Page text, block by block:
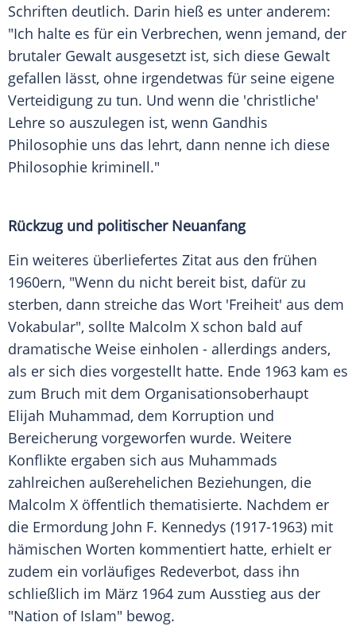
Schriften deutlich. Darin hieß es unter anderem:
"Ich halte es für ein Verbrechen, wenn jemand, der
brutaler Gewalt ausgesetzt ist, sich diese Gewalt
gefallen lässt, ohne irgendetwas für seine eigene
Verteidigung zu tun. Und wenn die 'christliche'
Lehre so auszulegen ist, wenn Gandhis
Philosophie uns das lehrt, dann nenne ich diese
Philosophie kriminell."
Rückzug und politischer Neuanfang
Ein weiteres überliefertes Zitat aus den frühen
1960ern, "Wenn du nicht bereit bist, dafür zu
sterben, dann streiche das Wort 'Freiheit' aus dem
Vokabular", sollte Malcolm X schon bald auf
dramatische Weise einholen - allerdings anders,
als er sich dies vorgestellt hatte. Ende 1963 kam es
zum Bruch mit dem Organisationsoberhaupt
Elijah Muhammad, dem Korruption und
Bereicherung vorgeworfen wurde. Weitere
Konflikte ergaben sich aus Muhammads
zahlreichen außerehelichen Beziehungen, die
Malcolm X öffentlich thematisierte. Nachdem er
die Ermordung John F. Kennedys (1917-1963) mit
hämischen Worten kommentiert hatte, erhielt er
zudem ein vorläufiges Redeverbot, dass ihn
schließlich im März 1964 zum Ausstieg aus der
"Nation of Islam" bewog.